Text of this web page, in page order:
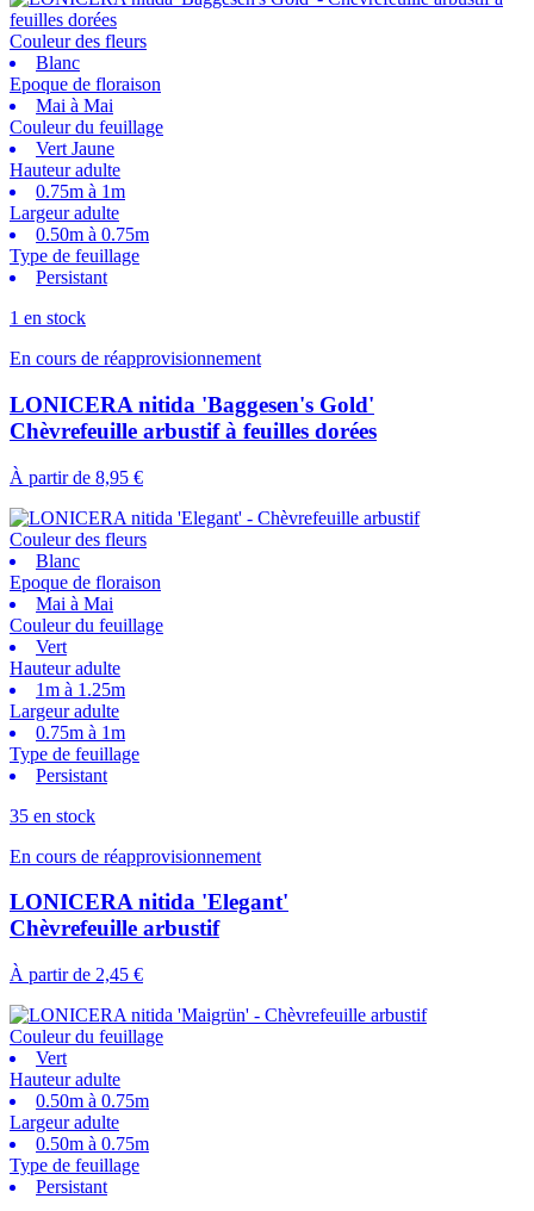
Couleur des fleurs
Blanc
Epoque de floraison
Mai à Mai
Couleur du feuillage
Vert Jaune
Hauteur adulte
0.75m à 1m
Largeur adulte
0.50m à 0.75m
Type de feuillage
Persistant
1 en stock
En cours de réapprovisionnement
LONICERA nitida 'Baggesen's Gold'
Chèvrefeuille arbustif à feuilles dorées
À partir de 8,95 €
Couleur des fleurs
Blanc
Epoque de floraison
Mai à Mai
Couleur du feuillage
Vert
Hauteur adulte
1m à 1.25m
Largeur adulte
0.75m à 1m
Type de feuillage
Persistant
35 en stock
En cours de réapprovisionnement
LONICERA nitida 'Elegant'
Chèvrefeuille arbustif
À partir de 2,45 €
Couleur du feuillage
Vert
Hauteur adulte
0.50m à 0.75m
Largeur adulte
0.50m à 0.75m
Type de feuillage
Persistant